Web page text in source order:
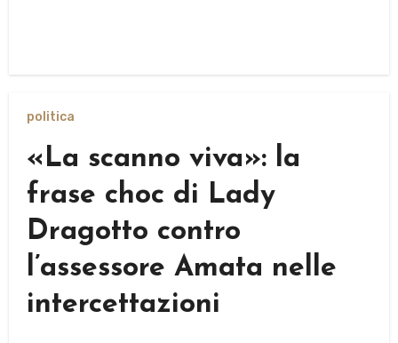
politica
«La scanno viva»: la
frase choc di Lady
Dragotto contro
l’assessore Amata nelle
intercettazioni